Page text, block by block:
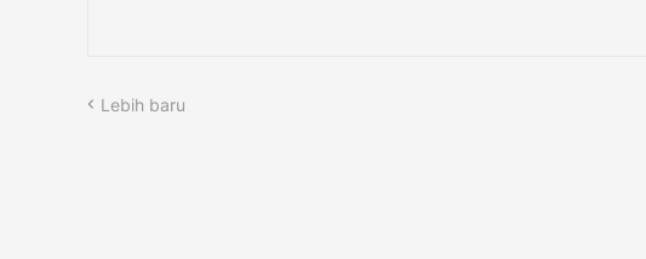
Lebih baru